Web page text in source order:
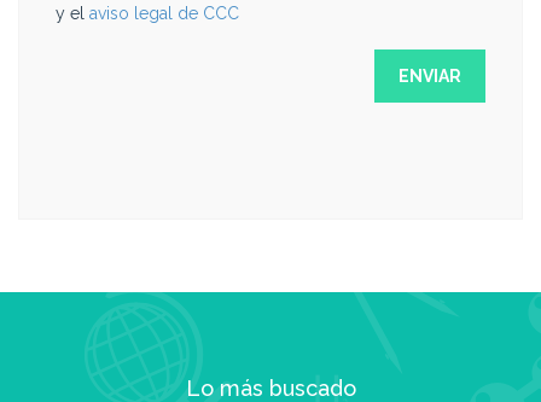
y el aviso legal de CCC
Lo más buscado